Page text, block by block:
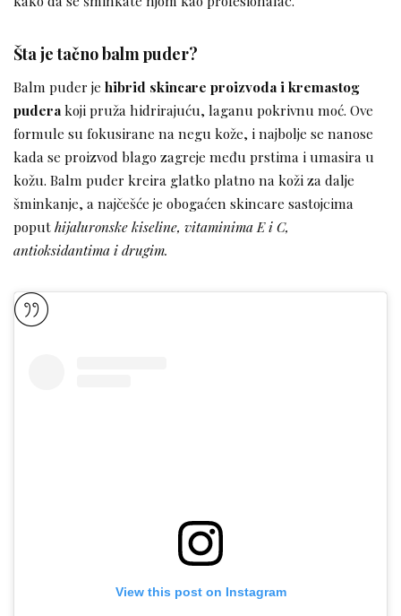
Šta je tačno balm puder?
Balm puder je hibrid skincare proizvoda i kremastog
puderakoji pruža hidrirajuću, laganu pokrivnu moć. Ove
formule su fokusirane na negu kože, i najbolje se nanose
kada se proizvod blago zagreje među prstima i umasira u
kožu. Balm puder kreira glatko platno na koži za dalje
šminkanje, a najčešće je obogaćen skincare sastojcima
poputhijaluronske kiseline, vitaminima E i C,
antioksidantima i drugim.
View this post on Instagram